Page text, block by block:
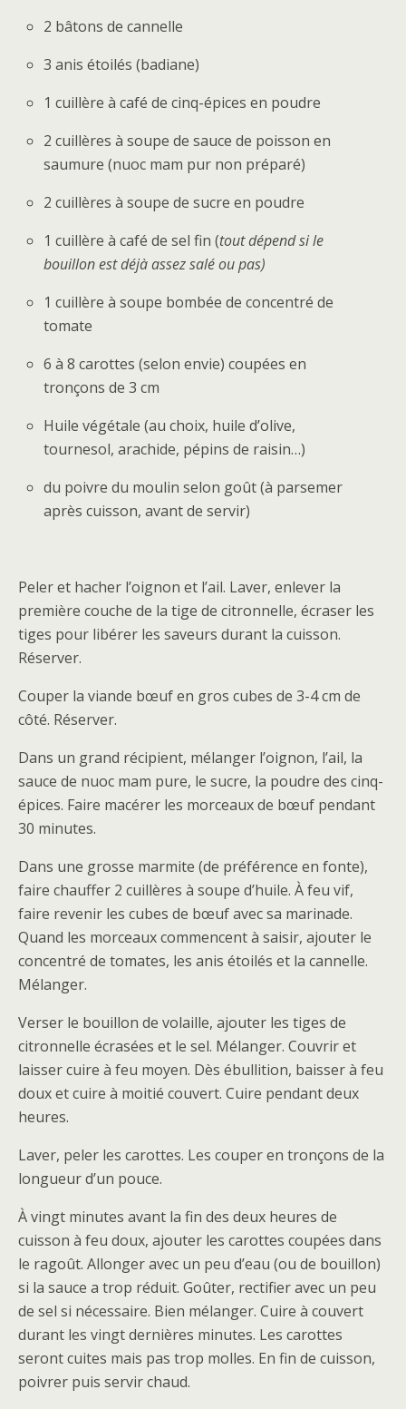
2 bâtons de cannelle
3 anis étoilés (badiane)
1 cuillère à café de cinq-épices en poudre
2 cuillères à soupe de sauce de poisson en
saumure (nuoc mam pur non préparé)
2 cuillères à soupe de sucre en poudre
1 cuillère à café de sel fin (tout dépend si le
bouillon est déjà assez salé ou pas)
1 cuillère à soupe bombée de concentré de
tomate
6 à 8 carottes (selon envie) coupées en
tronçons de 3 cm
Huile végétale (au choix, huile d’olive,
tournesol, arachide, pépins de raisin…)
du poivre du moulin selon goût (à parsemer
après cuisson, avant de servir)
Peler et hacher l’oignon et l’ail. Laver, enlever la
première couche de la tige de citronnelle, écraser les
tiges pour libérer les saveurs durant la cuisson.
Réserver.
Couper la viande bœuf en gros cubes de 3-4 cm de
côté. Réserver.
Dans un grand récipient, mélanger l’oignon, l’ail, la
sauce de nuoc mam pure, le sucre, la poudre des cinq-
épices. Faire macérer les morceaux de bœuf pendant
30 minutes.
Dans une grosse marmite (de préférence en fonte),
faire chauffer 2 cuillères à soupe d’huile. À feu vif,
faire revenir les cubes de bœuf avec sa marinade.
Quand les morceaux commencent à saisir, ajouter le
concentré de tomates, les anis étoilés et la cannelle.
Mélanger.
Verser le bouillon de volaille, ajouter les tiges de
citronnelle écrasées et le sel. Mélanger. Couvrir et
laisser cuire à feu moyen. Dès ébullition, baisser à feu
doux et cuire à moitié couvert. Cuire pendant deux
heures.
Laver, peler les carottes. Les couper en tronçons de la
longueur d’un pouce.
À vingt minutes avant la fin des deux heures de
cuisson à feu doux, ajouter les carottes coupées dans
le ragoût. Allonger avec un peu d’eau (ou de bouillon)
si la sauce a trop réduit. Goûter, rectifier avec un peu
de sel si nécessaire. Bien mélanger. Cuire à couvert
durant les vingt dernières minutes. Les carottes
seront cuites mais pas trop molles. En fin de cuisson,
poivrer puis servir chaud.